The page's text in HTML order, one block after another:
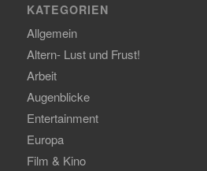
KATEGORIEN
Allgemein
Altern- Lust und Frust!
Arbeit
Augenblicke
Entertainment
Europa
Film & Kino